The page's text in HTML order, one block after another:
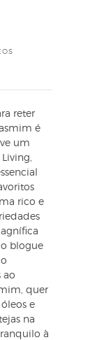
reter
é
um
rico e
blogue
ao
quer
e
na
à